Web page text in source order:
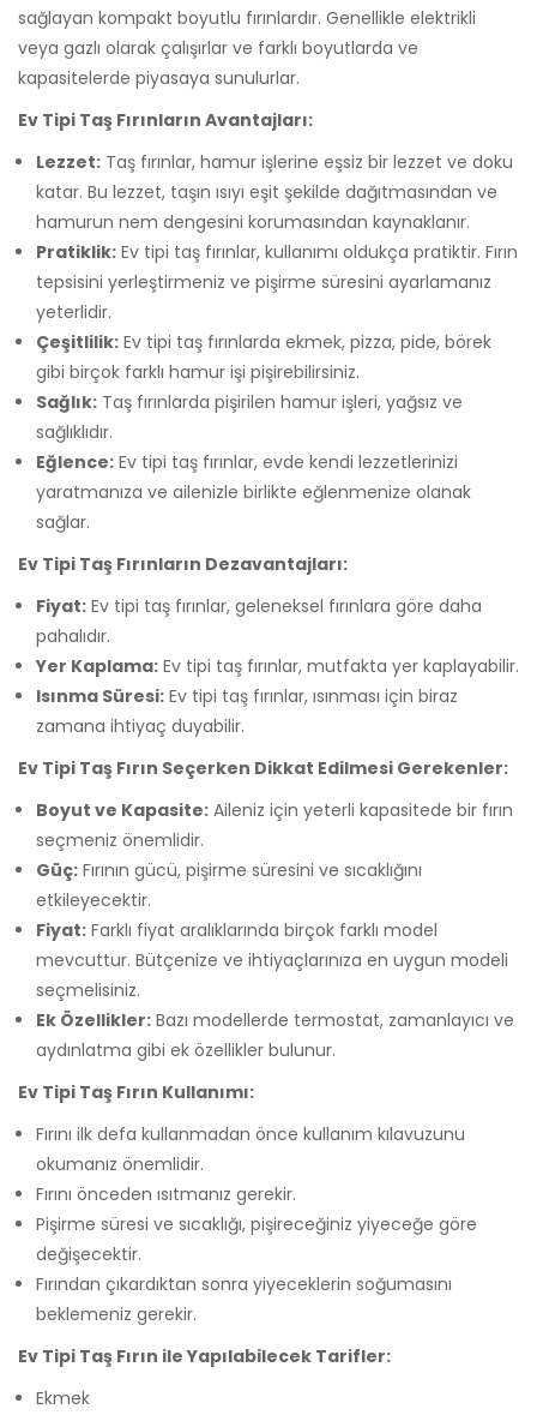
sağlayan kompakt boyutlu fırınlardır. Genellikle elektrikli
veya gazlı olarak çalışırlar ve farklı boyutlarda ve
kapasitelerde piyasaya sunulurlar.
Ev Tipi Taş Fırınların Avantajları:
Lezzet: Taş fırınlar, hamur işlerine eşsiz bir lezzet ve doku
katar. Bu lezzet, taşın ısıyı eşit şekilde dağıtmasından ve
hamurun nem dengesini korumasından kaynaklanır.
Pratiklik: Ev tipi taş fırınlar, kullanımı oldukça pratiktir. Fırın
tepsisini yerleştirmeniz ve pişirme süresini ayarlamanız
yeterlidir.
Çeşitlilik: Ev tipi taş fırınlarda ekmek, pizza, pide, börek
gibi birçok farklı hamur işi pişirebilirsiniz.
Sağlık: Taş fırınlarda pişirilen hamur işleri, yağsız ve
sağlıklıdır.
Eğlence: Ev tipi taş fırınlar, evde kendi lezzetlerinizi
yaratmanıza ve ailenizle birlikte eğlenmenize olanak
sağlar.
Ev Tipi Taş Fırınların Dezavantajları:
Fiyat: Ev tipi taş fırınlar, geleneksel fırınlara göre daha
pahalıdır.
Yer Kaplama: Ev tipi taş fırınlar, mutfakta yer kaplayabilir.
Isınma Süresi: Ev tipi taş fırınlar, ısınması için biraz
zamana ihtiyaç duyabilir.
Ev Tipi Taş Fırın Seçerken Dikkat Edilmesi Gerekenler:
Boyut ve Kapasite: Aileniz için yeterli kapasitede bir fırın
seçmeniz önemlidir.
Güç: Fırının gücü, pişirme süresini ve sıcaklığını
etkileyecektir.
Fiyat: Farklı fiyat aralıklarında birçok farklı model
mevcuttur. Bütçenize ve ihtiyaçlarınıza en uygun modeli
seçmelisiniz.
Ek Özellikler: Bazı modellerde termostat, zamanlayıcı ve
aydınlatma gibi ek özellikler bulunur.
Ev Tipi Taş Fırın Kullanımı:
Fırını ilk defa kullanmadan önce kullanım kılavuzunu
okumanız önemlidir.
Fırını önceden ısıtmanız gerekir.
Pişirme süresi ve sıcaklığı, pişireceğiniz yiyeceğe göre
değişecektir.
Fırından çıkardıktan sonra yiyeceklerin soğumasını
beklemeniz gerekir.
Ev Tipi Taş Fırın ile Yapılabilecek Tarifler:
Ekmek